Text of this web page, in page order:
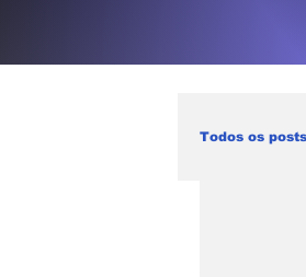
Todos os posts
Blog